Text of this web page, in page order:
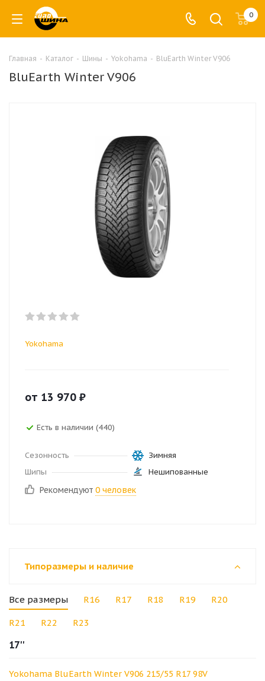
0
Главная - Каталог - Шины - Yokohama - BluEarth Winter V906
BluEarth Winter V906
Yokohama
от 13 970 ₽
Есть в наличии (440)
Сезонность
Зимняя
Шипы
Нешипованные
Рекомендуют 0 человек
Типоразмеры и наличие
Все размеры R16 R17 R18 R19 R20
R21 R22 R23
17''
Yokohama BluEarth Winter V906 215/55 R17 98V